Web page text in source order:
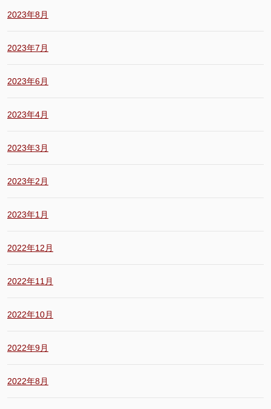
2023年8月
2023年7月
2023年6月
2023年4月
2023年3月
2023年2月
2023年1月
2022年12月
2022年11月
2022年10月
2022年9月
2022年8月